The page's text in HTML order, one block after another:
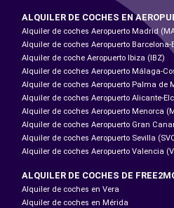
ALQUILER DE COCHES EN
Alquiler de coches Aeropuerto Madrid
Alquiler de coches Aeropuerto Barcelona-
Alquiler de coche Aeropuerto Ibiza (IBZ)
Alquiler de coches Aeropuerto Málaga-
Alquiler de coches Aeropuerto Palma de
Alquiler de coches Aeropuerto Alicante-
Alquiler de coches Aeropuerto Menorca
Alquiler de coches Aeropuerto Gran
Alquiler de coches Aeropuerto Sevilla
Alquiler de coches Aeropuerto Valencia
ALQUILER DE COCHES DE
Alquiler de coches en Vera
Alquiler de coches en Mérida